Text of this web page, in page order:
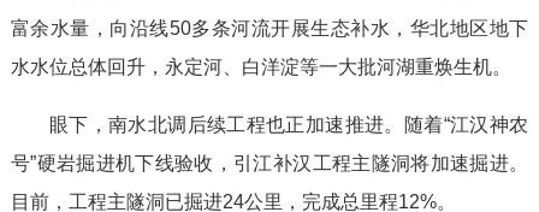
富余水量，向沿线50多条河流开展生态补水，华北地区地下
水水位总体回升，永定河、白洋淀等一大批河湖重焕生机。
眼下，南水北调后续工程也正加速推进。随着“江汉神农
号”硬岩掘进机下线验收，引江补汉工程主隧洞将加速掘进。
目前，工程主隧洞已掘进24公里，完成总里程12%。